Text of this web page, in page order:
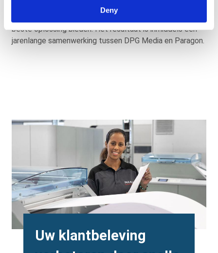
Deny
nieuwste technologieën voor het verwerken van
response en retouren kunnen wij DPG Media
beste oplossing bieden. Het resultaat isinmiddels een
jarenlange samenwerking tussen DPG Media en Paragon.
Background
Heading
Uw klantbeleving